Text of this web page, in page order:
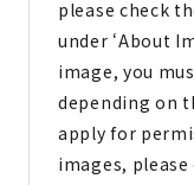
please check
under ‘About
image, you
depending on
apply for
images,